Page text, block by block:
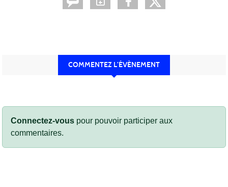
COMMENTEZ L’ÉVÈNEMENT
Connectez-vous pour pouvoir participer aux
commentaires.